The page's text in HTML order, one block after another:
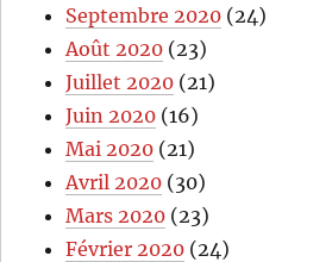
Septembre 2020 (24)
Août 2020 (23)
Juillet 2020 (21)
Juin 2020 (16)
Mai 2020 (21)
Avril 2020 (30)
Mars 2020 (23)
Février 2020 (24)